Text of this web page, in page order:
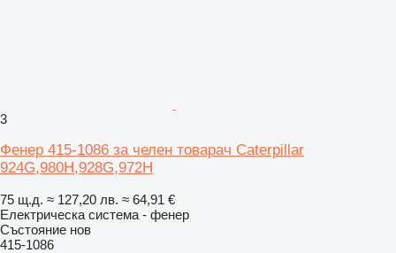
3
Фенер 415-1086 за челен товарач Caterpillar
924G,980H,928G,972H
75 щ.д. ≈ 127,20 лв. ≈ 64,91 €
Електрическа система - фенер
Състояние нов
415-1086